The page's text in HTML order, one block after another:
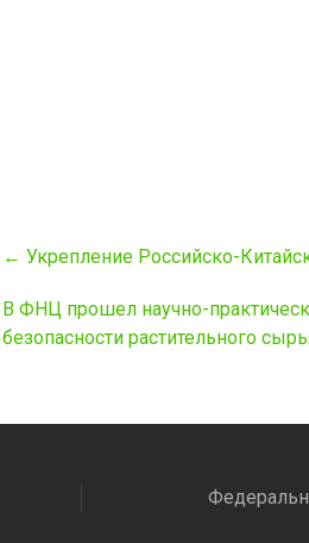
Post
navigation
← Укрепление Российско-
В ФНЦ прошел научно-
безопасности растительного